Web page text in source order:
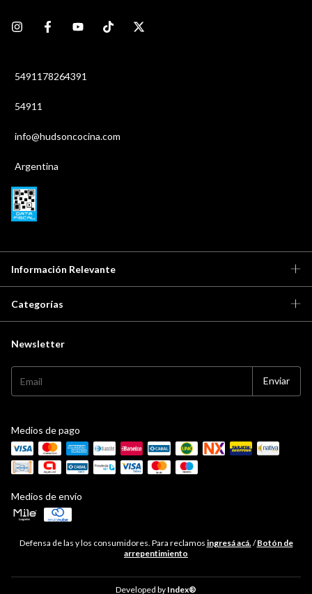
5491178264391
54911
info@hudsoncocina.com
Argentina
Información Relevante
Categorías
Newsletter
Medios de pago
Medios de envío
Defensa de las y los consumidores. Para reclamos ingresá acá. / Botón de
arrepentimiento
Developed by Index®